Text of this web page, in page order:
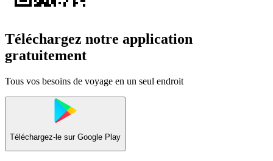
Téléchargez notre application
gratuitement
Tous vos besoins de voyage en un seul endroit
Téléchargez-le sur Google Play